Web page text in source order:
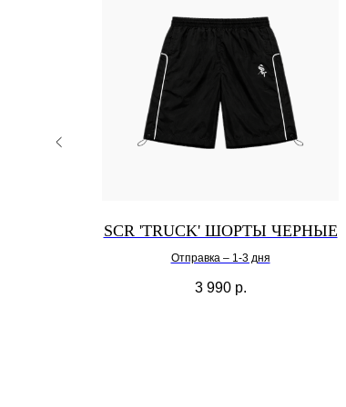
SCR 'TRUCK' ШОРТЫ ЧЕРНЫЕ
Отправка – 1-3 дня
3 990 р.